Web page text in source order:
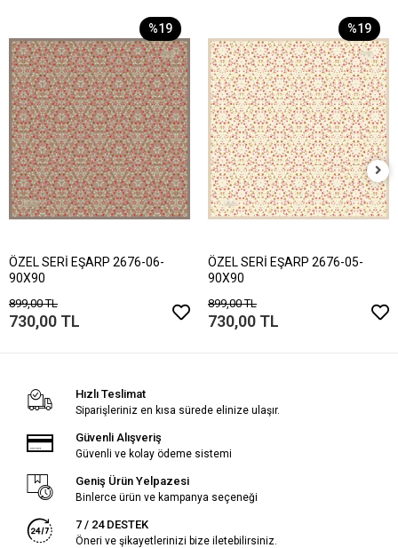
%19
ÖZEL SERİ EŞARP 2676-06-
90X90
899,00 TL
730,00 TL
%19
ÖZEL SERİ EŞARP 2676-05-
90X90
899,00 TL
730,00 TL
Hızlı Teslimat
Siparişleriniz en kısa sürede elinize ulaşır.
Güvenli Alışveriş
Güvenli ve kolay ödeme sistemi
Geniş Ürün Yelpazesi
Binlerce ürün ve kampanya seçeneği
7 / 24 DESTEK
Öneri ve şikayetlerinizi bize iletebilirsiniz.